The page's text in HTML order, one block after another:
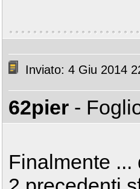
Inviato: 4 Giu 2014
62pier -
Finalmente ...